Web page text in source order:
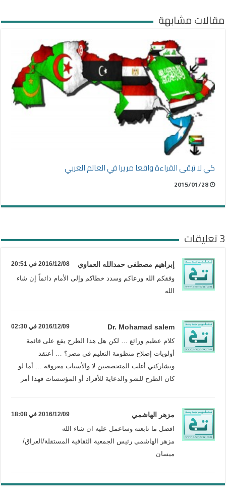
مقالات مشابهة
كي لا تبقى القراءة واقعا مريرا في العالم العربي
2015/01/28
3 تعليقات
إبراهيم مصطفى حمدالله العماوي 2016/12/08 في 20:51
وفقكم الله ورعاكم وسدد خطاكم وإلى الأمام دائماً إن شاء
الله
Dr. Mohamad salem 2016/12/09 في 02:30
كلام عظيم ورائع … لكن هل هذا الطرح يقع على قائمة
أولويات إصلاح منظومة التعليم في مصر؟ … أعتقد
ويشاركني أغلب المتخصصين لا والأسباب معروفة … أما لو
كان الطرح للشو والدعاية للأفراد أو المؤسسات فهذا أمر
مزهر الهاشمي 2016/12/09 في 18:08
اقضل ما تابعته وساعمل عليه ان شاء الله
مزهر الهاشمي رئيس الجمعية الثقافية المستقلة/العراق/
ميسان